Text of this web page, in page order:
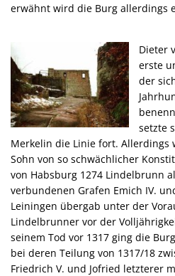
erwähnt wird die Burg allerdings
Dieter
erste
der
setzte
Merkelin die Linie fort. Allerdings
Sohn von so schwächlicher
von Habsburg 1274 Lindelbrunn
verbundenen Grafen Emich IV.
Leiningen übergab unter der
Lindelbrunner vor der
seinem Tod vor 1317 ging die
bei deren Teilung von 1317/18
Friedrich V. und Jofried letzterer